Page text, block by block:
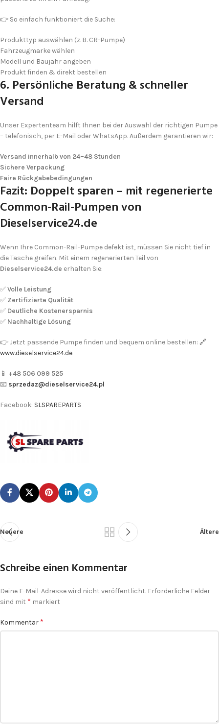
👉 So einfach funktioniert die Suche:
Produkttyp auswählen (z. B. CR-Pumpe)
Fahrzeugmarke wählen
Modell und Baujahr angeben
Produkt finden & direkt bestellen
6. Persönliche Beratung & schneller
Versand
Unser Expertenteam hilft Ihnen bei der Auswahl der richtigen Pumpe
– telefonisch, per E-Mail oder WhatsApp. Außerdem garantieren wir:
Versand innerhalb von 24–48 Stunden
Sichere Verpackung
Faire Rückgabebedingungen
Fazit: Doppelt sparen – mit regenerierte
Common-Rail-Pumpen von
Dieselservice24.de
Wenn Ihre Common-Rail-Pumpe defekt ist, müssen Sie nicht tief in
die Tasche greifen. Mit einem regenerierten Teil von
Dieselservice24.de erhalten Sie:
✅Volle Leistung
✅ Zertifizierte Qualität
✅ Deutliche Kostenersparnis
✅ Nachhaltige Lösung
👉 Jetzt passende Pumpe finden und bequem online bestellen: 🔗
www.dieselservice24.de
📱 +48 506 099 525
📧 sprzedaz@dieselservice24.pl
Facebook: SLSPAREPARTS
Neuere Ältere
Schreibe einen Kommentar
Deine E-Mail-Adresse wird nicht veröffentlicht. Erforderliche Felder
sind mit * markiert
Kommentar *
Ich stimme der DSGVO zu